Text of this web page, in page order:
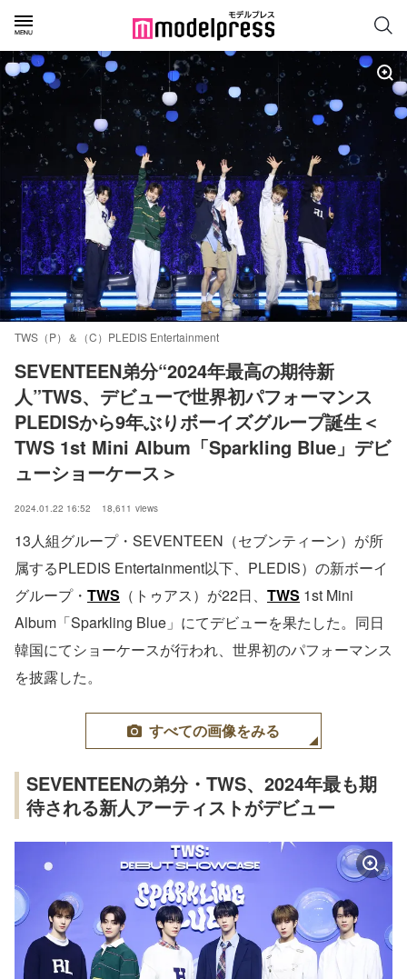
TWS（P）＆（C）PLEDIS Entertainment
SEVENTEEN弟分“2024年最高の期待新
人”TWS、デビューで世界初パフォーマンス
PLEDISから9年ぶりボーイズグループ誕生＜
TWS 1st Mini Album「Sparkling Blue」デビ
ューショーケース＞
2024.01.22 16:52 18,611 views
13人組グループ・SEVENTEEN（セブンティーン）が所
属するPLEDIS Entertainment以下、PLEDIS）の新ボーイ
グループ・ TWS （トゥアス）が22日、 TWS 1st Mini
Album「Sparkling Blue」にてデビューを果たした。同日
韓国にてショーケースが行われ、世界初のパフォーマンス
を披露した。
すべての画像をみる
SEVENTEENの弟分・TWS、2024年最も期
待される新人アーティストがデビュー